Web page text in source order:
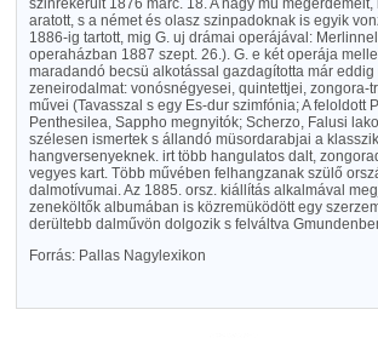
szinrekerült 1876 márc. 18. A nagy mü megérdemelt,
aratott, s a német és olasz szinpadoknak is egyik
1886-ig tartott, mig G. uj drámai operájával:
operaházban 1887 szept. 26.). G. e két operája
maradandó becsü alkotással gazdagította már
zeneirodalmat: vonósnégyesei, quintettjei, zongora-
művei (Tavasszal s egy Es-dur szimfónia; A feloldott
Penthesilea, Sappho megnyitók; Scherzo, Falusi
szélesen ismertek s állandó müsordarabjai a
hangversenyeknek. irt több hangulatos dalt,
vegyes kart. Több művében felhangzanak szülő
dalmotívumai. Az 1885. orsz. kiállítás alkalmával
zeneköltők albumában is közremüködött egy
derültebb dalművön dolgozik s felváltva
Forrás: Pallas Nagylexikon